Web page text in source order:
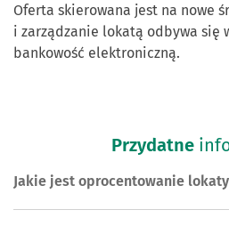
Oferta skierowana jest na nowe
i zarządzanie lokatą odbywa się
bankowość elektroniczną.
Przydatne
Jakie jest oprocentowanie